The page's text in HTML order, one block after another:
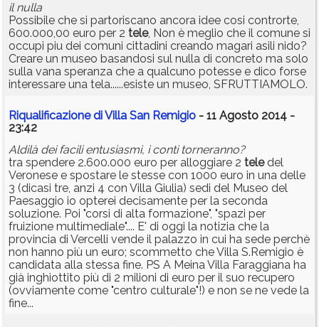
il nulla
Possibile che si partoriscano ancora idee cosi controrte,
600.000,00 euro per 2 tele, Non è meglio che il comune si
occupi piu dei comuni cittadini creando magari asili nido?
Creare un museo basandosi sul nulla di concreto ma solo
sulla vana speranza che a qualcuno potesse e dico forse
interessare una tela......esiste un museo, SFRUTTIAMOLO.
Riqualificazione di Villa San Remigio - 11 Agosto 2014 -
23:42
Aldilà dei facili entusiasmi, i conti torneranno?
tra spendere 2.600.000 euro per alloggiare 2 teledel
Veronese e spostare le stesse con 1000 euro in una delle
3 (dicasi tre, anzi 4 con Villa Giulia) sedi del Museo del
Paesaggio io opterei decisamente per la seconda
soluzione. Poi "corsi di alta formazione", "spazi per
fruizione multimediale".... E' di oggi la notizia che la
provincia di Vercelli vende il palazzo in cui ha sede perchè
non hanno più un euro; scommetto che Villa S.Remigio è
candidata alla stessa fine. PS A Meina Villa Faraggiana ha
già inghiottito più di 2 milioni di euro per il suo recupero
(ovviamente come "centro culturale"!) e non se ne vede la
fine...